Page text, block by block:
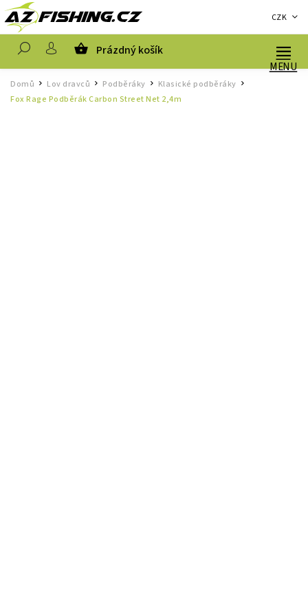
CZK
Prázdný košík
Domů / Lov dravců / Podběráky Klasické podběráky
Fox Rage Podběrák Carbon Street Net 2,4m